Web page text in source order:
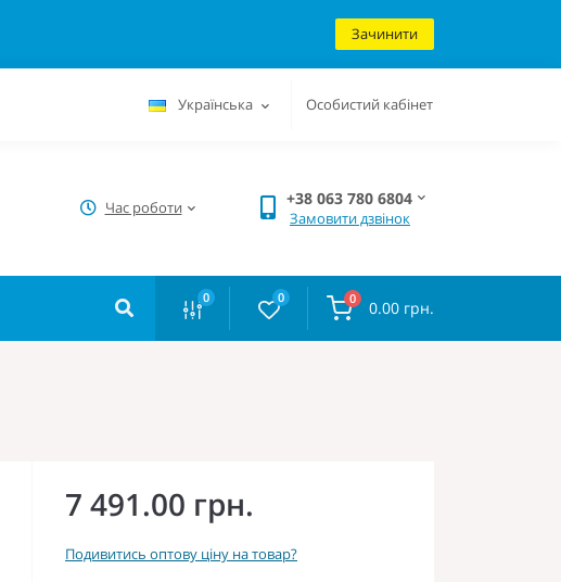
Зачинити
Українська Особистий кабінет
Час роботи +38 063 780 6804
Замовити дзвінок
0 0 0 0.00 грн.
7 491.00 грн.
Подивитись оптову ціну на товар?